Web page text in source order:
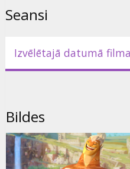
Filma 3D formātā.
Seansi
Izvēlētajā datumā
Bildes